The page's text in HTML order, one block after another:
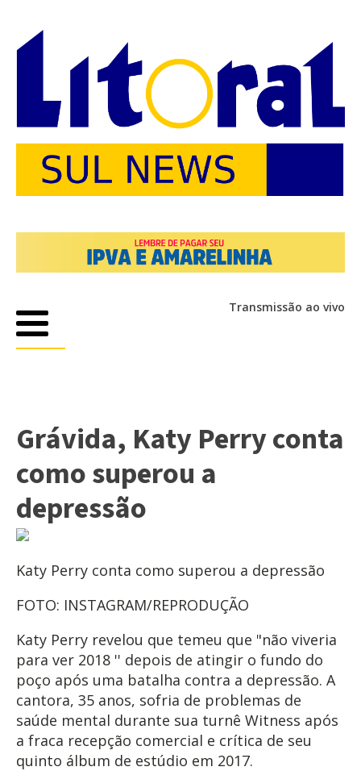
Transmissão ao vivo
Grávida, Katy Perry conta
como superou a
depressão
Katy Perry conta como superou a depressão
FOTO: INSTAGRAM/REPRODUÇÃO
Katy Perry revelou que temeu que "não viveria
para ver 2018 '' depois de atingir o fundo do
poço após uma batalha contra a depressão. A
cantora, 35 anos, sofria de problemas de
saúde mental durante sua turnê Witness após
a fraca recepção comercial e crítica de seu
quinto álbum de estúdio em 2017.